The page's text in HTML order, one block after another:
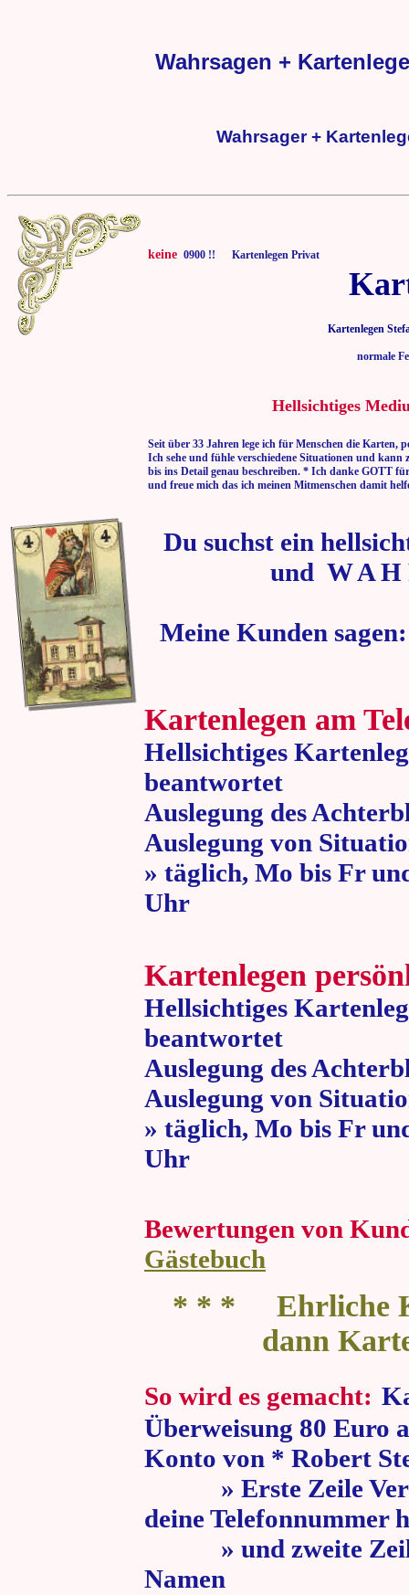
Wahrsagen +
Wahrsager +
keine 0900 !! Kartenlegen Privat
Kartenlegen
normale
Hellsichtiges
Seit über 33 Jahren lege ich für Menschen die Karten,
Ich sehe und fühle verschiedene Situationen und kann
bis ins Detail genau beschreiben. * Ich danke GOTT
und freue mich das ich meinen Mitmenschen damit
Du suchst ein
und W A H
Meine Kunden
Kartenlegen am
Hellsichtiges
beantwortet
Auslegung des
Auslegung von
» täglich, Mo bis Fr
Uhr » 80
Kartenlegen
Hellsichtiges
beantwortet
Auslegung des
Auslegung von
» täglich, Mo bis Fr
Uhr » 80
Bewertungen von
Gästebuch
* * * Ehrliche
dann
So wird es gemacht:
Überweisung 80 Euro
Konto von * Robert
» Erste Zeile
deine Telefonnummer
» und zweite Zeile
Namen